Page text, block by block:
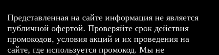
Представленная на сайте информация не является
публичной офертой. Проверяйте срок действия
промокодов, условия акций и их проведения на
сайте, где используется промокод. Мы не